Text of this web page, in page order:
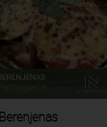
Berenjenas